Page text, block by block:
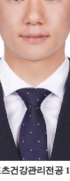
러니 지금의 과정
으로 도전해 보시
공부해보고 싶어
. 대학 선택에 있
개인적인 실수로
전적인 문제와 영
한 꿈을 다시금
스포츠 분야 세
University을 알
원 준비과정은
래도 아무런 정보
각 학교별로 정
개서(+수학계획
작성 후 번역하여
공인영어점수는
까지 제출을 하